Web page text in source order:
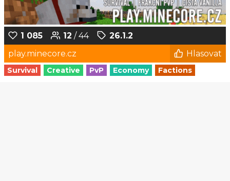
1 085 12 / 44
26.1.2
play.minecore.cz
Hlasovat
Survival Creative PvP Economy Factions